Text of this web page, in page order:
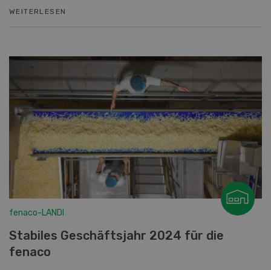
Michae...
fenaco-LANDI
Stabiles Geschäftsjahr 2024 für die